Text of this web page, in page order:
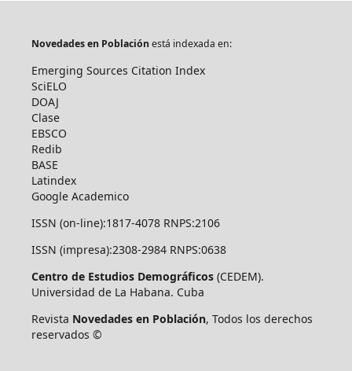
Novedades en Poblaciónestá indexada en:
Emerging Sources Citation Index
SciELO
DOAJ
Clase
EBSCO
Redib
BASE
Latindex
Google Academico
ISSN (on-line):1817-4078 RNPS:2106
ISSN (impresa):2308-2984 RNPS:0638
Centro de Estudios Demográficos(CEDEM).
Universidad de La Habana. Cuba
Revista Novedades en Población, Todos los derechos
reservados ©